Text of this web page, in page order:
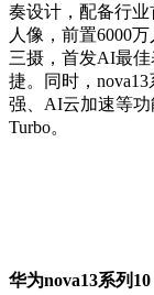
奏设计，配备行
人像，前置6000
三摄，首发AI最
捷。同时，
强、AI云加速等
Turbo。
华为nova13系列10